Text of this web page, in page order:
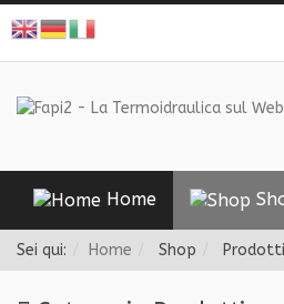
Home
Sei qui: Home Shop Prodotti